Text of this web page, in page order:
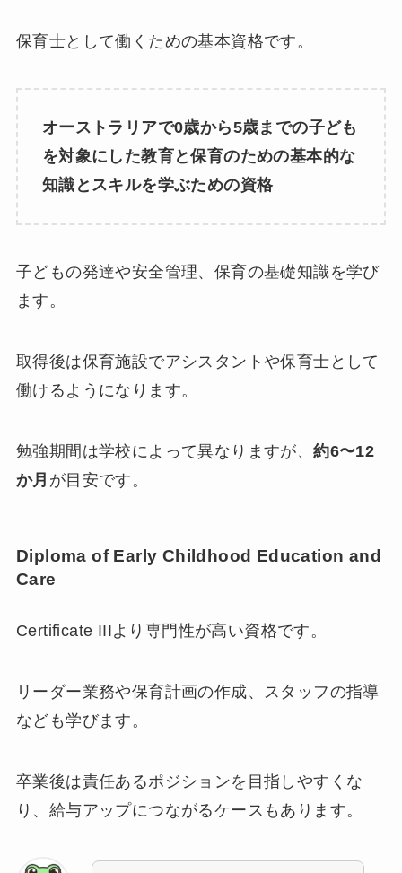
保育士として働くための基本資格です。
オーストラリアで0歳から5歳までの子ども
を対象にした教育と保育のための基本的な
知識とスキルを学ぶための資格
子どもの発達や安全管理、保育の基礎知識を学び
ます。
取得後は保育施設でアシスタントや保育士として
働けるようになります。
勉強期間は学校によって異なりますが、約6〜12
か月 が目安です。
Diploma of Early Childhood Education and
Care
Certificate IIIより専門性が高い資格です。
リーダー業務や保育計画の作成、スタッフの指導
なども学びます。
卒業後は責任あるポジションを目指しやすくな
り、給与アップにつながるケースもあります。